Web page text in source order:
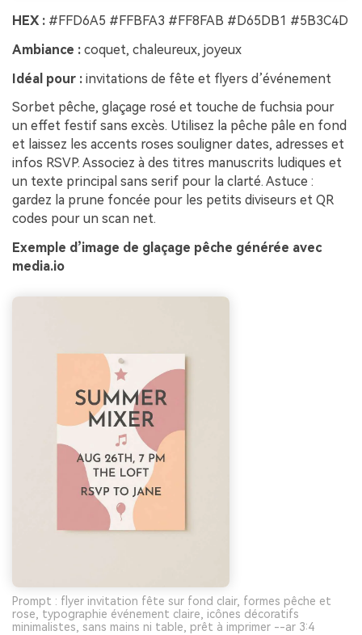
HEX : #FFD6A5 #FFBFA3 #FF8FAB #D65DB1 #5B3C4D
Ambiance : coquet, chaleureux, joyeux
Idéal pour : invitations de fête et flyers d’événement
Sorbet pêche, glaçage rosé et touche de fuchsia pour
un effet festif sans excès. Utilisez la pêche pâle en fond
et laissez les accents roses souligner dates, adresses et
infos RSVP. Associez à des titres manuscrits ludiques et
un texte principal sans serif pour la clarté. Astuce :
gardez la prune foncée pour les petits diviseurs et QR
codes pour un scan net.
Exemple d’image de glaçage pêche générée avec
media.io
Prompt : flyer invitation fête sur fond clair, formes pêche et
rose, typographie événement claire, icônes décoratifs
minimalistes, sans mains ni table, prêt à imprimer --ar 3:4